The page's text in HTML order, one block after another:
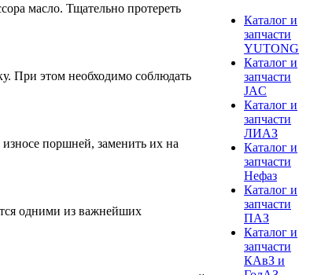
масло. Тщательно протереть
При этом необходимо соблюдать
поршней, заменить их на
одними из важнейших
Каталог и
запчасти
YUTONG
Каталог и
запчасти
JAC
Каталог и
запчасти
ЛИАЗ
Каталог и
запчасти
Нефаз
Каталог и
запчасти
ПАЗ
Каталог и
запчасти
КАвЗ и